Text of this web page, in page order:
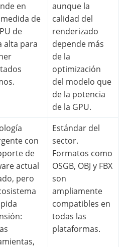
en
de
de
alta para
aunque la
calidad del
renderizado
depende más
de la
optimización
del modelo que
de la potencia
de la GPU.
con
de
actual
pero
Estándar del
sector.
Formatos como
OSGB, OBJ y FBX
son
ampliamente
compatibles en
todas las
plataformas.